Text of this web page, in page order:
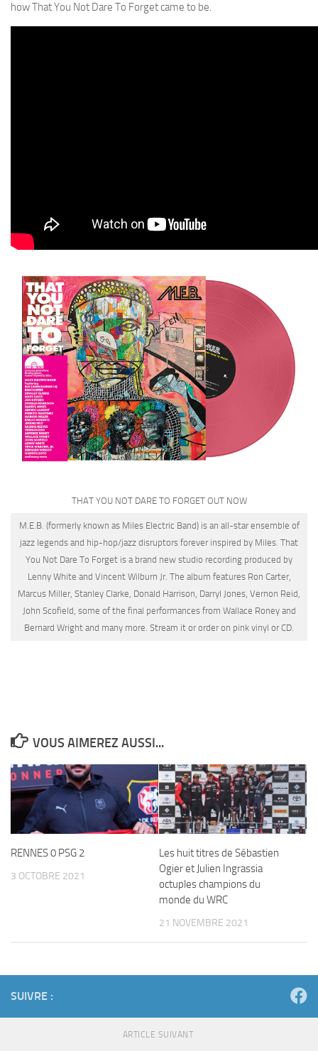
howThat You Not Dare To Forgetcame to be.
THAT YOU NOT DARE TO FORGETOUT NOW
M.E.B. (formerly known as Miles Electric Band) is an all-star ensemble of
jazz legends and hip-hop/jazz disruptors forever inspired by Miles. That
You Not Dare To Forget is a brand new studio recording produced by
Lenny White and Vincent Wilburn Jr. The album features Ron Carter,
Marcus Miller, Stanley Clarke, Donald Harrison, Darryl Jones, Vernon Reid,
John Scofield, some of the final performances from Wallace Roney and
Bernard Wright and many more. Stream it or order on pink vinyl or CD.
VOUS AIMEREZ AUSSI...
RENNES 0 PSG 2
3 OCTOBRE 2021
Les huit titres de Sébastien
Ogier et Julien Ingrassia
octuples champions du
monde du WRC
21 NOVEMBRE 2021
SUIVRE :
ARTICLE SUIVANT